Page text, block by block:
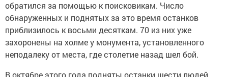
обратился за помощью к поисковикам. Число
обнаруженных и поднятых за это время останков
приблизилось к восьми десяткам. 70 из них уже
захоронены на холме у монумента, установленного
неподалеку от места, где столетие назад шел бой.
В октябре этого года подняты останки шести людей,